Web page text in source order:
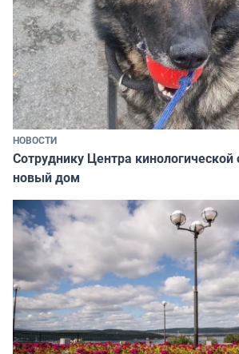
НОВОСТИ
Сотруднику Центра
новый дом